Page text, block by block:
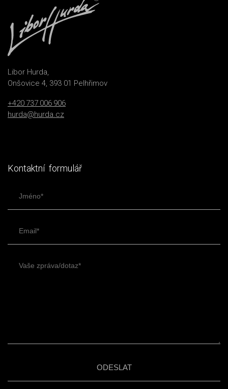
Libor Hurda,
Onšovice 4, 393 01 Pelhřimov
+420 737 006 906
hurda@hurda.cz
Kontaktní formulář